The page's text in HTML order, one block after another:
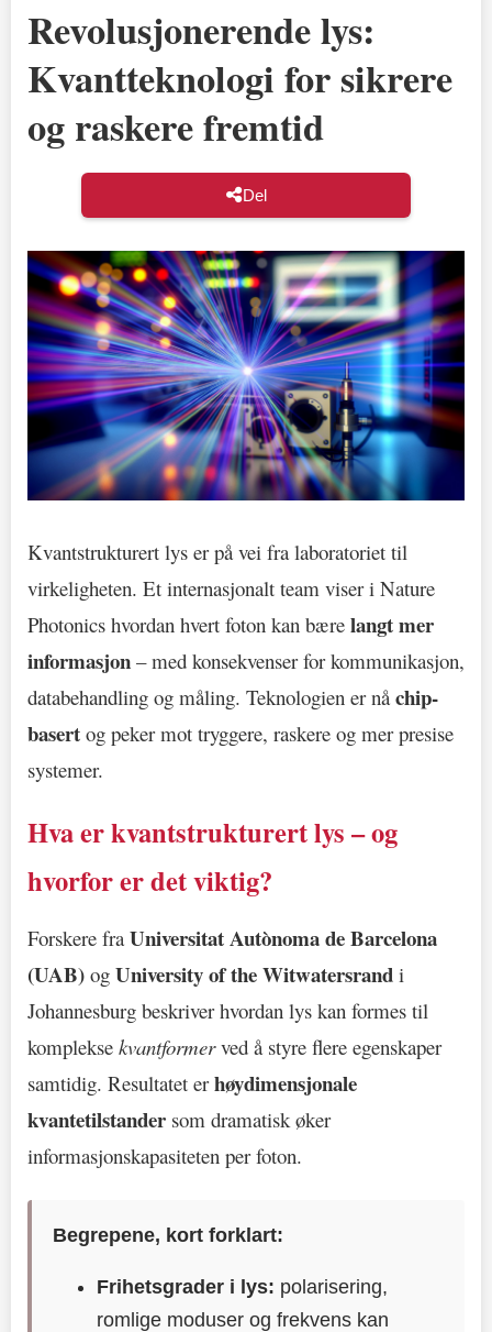
Revolusjonerende lys:
Kvantteknologi for sikrere
og raskere fremtid
Del
Kvantstrukturert lys er på vei fra laboratoriet til
virkeligheten. Et internasjonalt team viser i Nature
Photonics hvordan hvert foton kan bære langt mer
informasjon – med konsekvenser for kommunikasjon,
databehandling og måling. Teknologien er nåchip-
basert og peker mot tryggere, raskere og mer presise
systemer.
Hva er kvantstrukturert lys – og
hvorfor er det viktig?
Forskere fraUniversitat Autònoma de Barcelona
(UAB) og University of the Witwatersrand i
Johannesburg beskriver hvordan lys kan formes til
komplekse kvantformerved å styre flere egenskaper
samtidig. Resultatet erhøydimensjonale
kvantetilstander som dramatisk øker
informasjonskapasiteten per foton.
Begrepene, kort forklart:
Frihetsgrader i lys: polarisering,
romlige moduser og frekvens kan